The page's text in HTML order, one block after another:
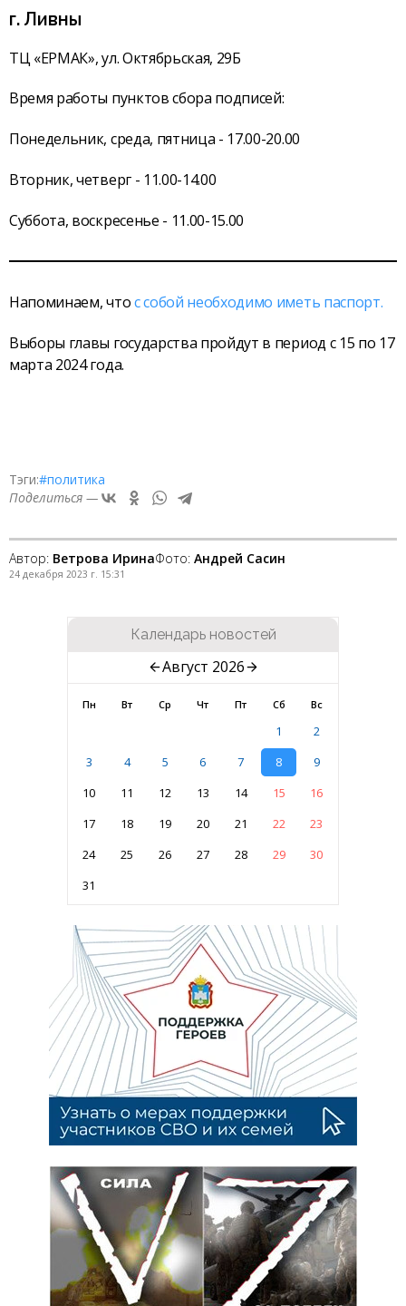
г. Ливны
ТЦ «ЕРМАК», ул. Октябрьская, 29Б
Время работы пунктов сбора подписей:
Понедельник, среда, пятница - 17.00-20.00
Вторник, четверг - 11.00-14.00
Суббота, воскресенье - 11.00-15.00
Напоминаем, чтос собой необходимо иметь паспорт.
Выборы главы государства пройдут в период с 15 по 17
марта 2024 года.
Тэги:#политика
Поделиться —
Автор: Ветрова ИринаФото: Андрей Сасин
24 декабря 2023 г. 15:31
Календарь новостей
Август 2026
Пн Вт Ср Чт Пт Сб Вс
1
2
3
4 5 6 7 8
9
10
11 12 13 14 15
16
17
18 19 20 21 22
23
24
25 26 27 28 29
30
31